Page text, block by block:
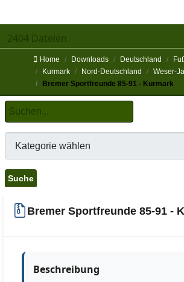
2404 Dateien
Home Downloads Deutschland
Kurmark
Nord-Deutschland
Weser-
Bremer Sportfreunde 85-91 - Kurmark
Bremer Sportfreunde 85-91 -
Beschreibung